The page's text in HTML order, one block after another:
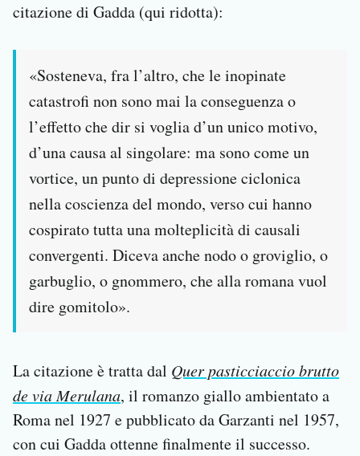
citazione di Gadda (qui ridotta):
«Sosteneva, fra l’altro, che le inopinate
catastrofi non sono mai la conseguenza o
l’effetto che dir si voglia d’un unico motivo,
d’una causa al singolare: ma sono come un
vortice, un punto di depressione ciclonica
nella coscienza del mondo, verso cui hanno
cospirato tutta una molteplicità di causali
convergenti. Diceva anche nodo o groviglio, o
garbuglio, o gnommero, che alla romana vuol
dire gomitolo».
La citazione è tratta dal Quer pasticciaccio brutto
de via Merulana, il romanzo giallo ambientato a
Roma nel 1927 e pubblicato da Garzanti nel 1957,
con cui Gadda ottenne finalmente il successo.